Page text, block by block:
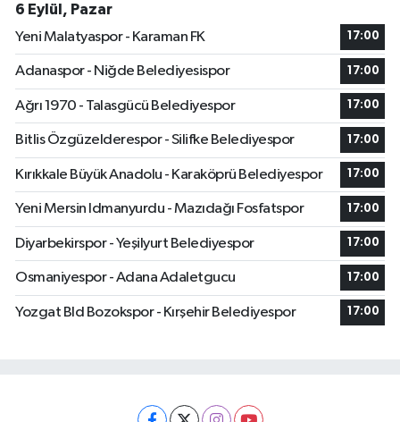
6 Eylül, Pazar
Yeni Malatyaspor - Karaman FK
17:00
Adanaspor - Niğde Belediyesispor 17:00
Ağrı 1970 - Talasgücü Belediyespor 17:00
Bitlis Özgüzelderespor - Silifke Belediyespor 17:00
Kırıkkale Büyük Anadolu - Karaköprü Belediyespor 17:00
Yeni Mersin Idmanyurdu - Mazıdağı Fosfatspor 17:00
Diyarbekirspor - Yeşilyurt Belediyespor 17:00
Osmaniyespor - Adana Adaletgucu 17:00
Yozgat Bld Bozokspor - Kırşehir Belediyespor 17:00